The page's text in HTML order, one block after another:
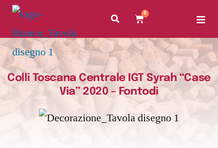
0
Colli Toscana Centrale IGT Syrah “Case
Via” 2020 – Fontodi